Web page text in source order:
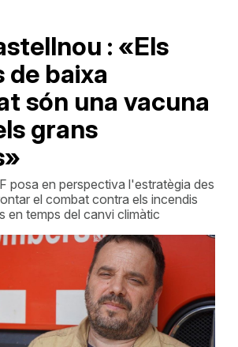
: «Els
de baixa
són una vacuna
grans
posa en perspectiva l'estratègia des
el combat contra els incendis
en temps del canvi climàtic